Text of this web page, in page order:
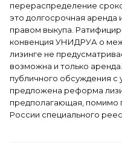
перераспределение
это долгосрочная
правом выкупа.
конвенция УНИДРУА о
лизинге не
возможна и только
публичного обсуждения с
предложена реформа
предполагающая, помимо
России специального